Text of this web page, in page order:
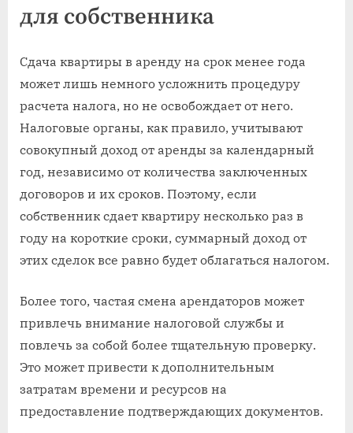
для собственника
Сдача квартиры в аренду на срок менее года
может лишь немного усложнить процедуру
расчета налога, но не освобождает от него.
Налоговые органы, как правило, учитывают
совокупный доход от аренды за календарный
год, независимо от количества заключенных
договоров и их сроков. Поэтому, если
собственник сдает квартиру несколько раз в
году на короткие сроки, суммарный доход от
этих сделок все равно будет облагаться налогом.
Более того, частая смена арендаторов может
привлечь внимание налоговой службы и
повлечь за собой более тщательную проверку.
Это может привести к дополнительным
затратам времени и ресурсов на
предоставление подтверждающих документов.